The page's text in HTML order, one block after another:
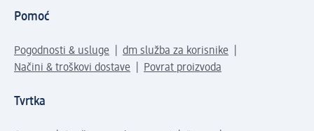
Pomoć
Pogodnosti & usluge
dm služba za korisnike
Načini & troškovi dostave
Povrat proizvoda
Tvrtka